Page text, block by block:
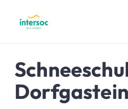
Dorfgastein